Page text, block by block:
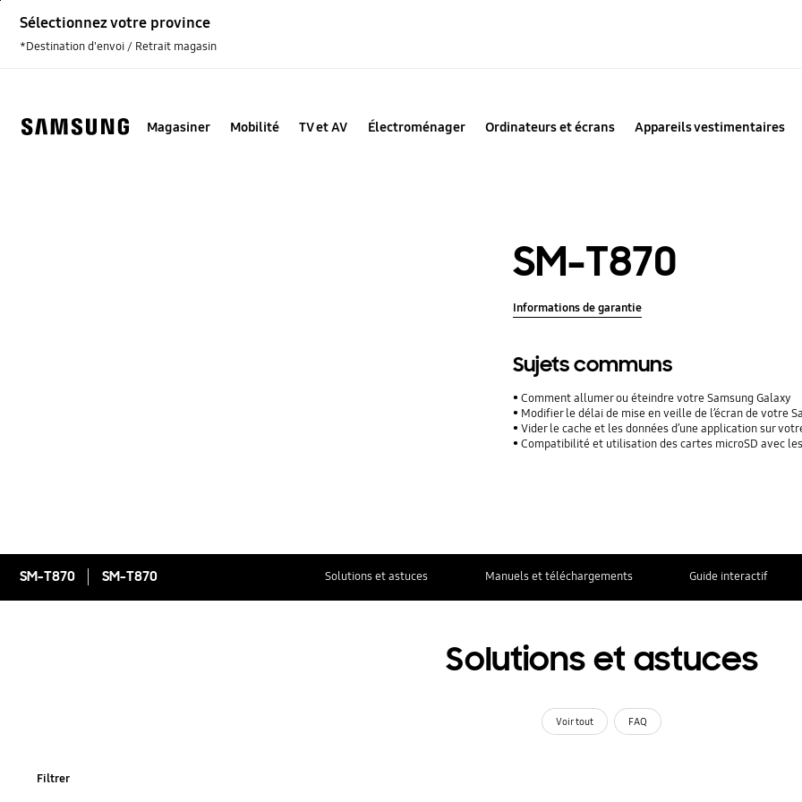
content
Sélectionnez votre province
*Destination d'envoi / Retrait magasin
Magasiner Mobilité TV et AV Électroménager Ordinateurs et écrans Appareils vestimentaires
SM-T870
Informations de garantie
Sujets communs
Comment allumer ou éteindre votre Samsung Galaxy
Modifier le délai de mise en veille de l’écran de votre
Vider le cache et les données d’une application sur
Compatibilité et utilisation des cartes microSD avec
SM-T870 SM-T870 Solutions et astuces Manuels et téléchargements Guide interactif
Solutions et astuces
Voir tout FAQ
Filtrer